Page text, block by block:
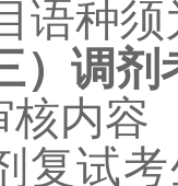
语种须
）调
核内容
复试